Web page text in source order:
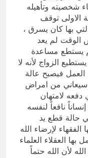
شخصيته وتأهيله
الاولى توقف
بها كان يسرق ،
الوقت لم يعد
يستطع مساعدة
الزواج لأنه لا
العمل فيصبح عالة
سيعاني من امراض
لامتهان
نافعاً لنفسه
حالة قطع يد
لإرضاء الله
العقلاء العلماء
لأن الله حتماً